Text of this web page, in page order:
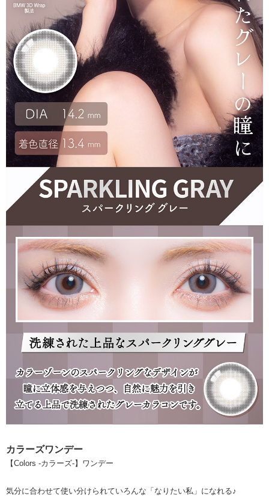
カラーズワンデー
【Colors -カラーズ-】ワンデー
気分に合わせて使い分けられていろんな「なりたい私」になれる♪